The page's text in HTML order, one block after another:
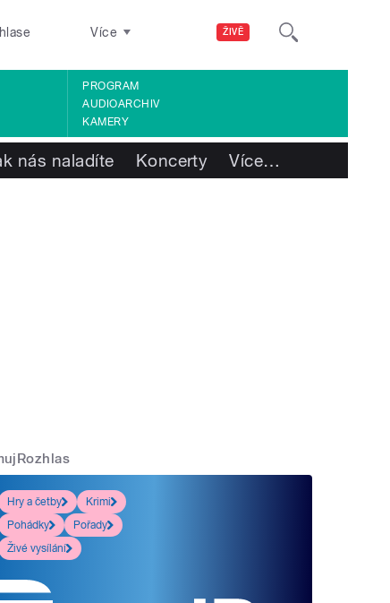
ŽIVĚ
Více
PROGRAM
AUDIOARCHIV
KAMERY
nás naladíte Koncerty Více…
Hry a četby
Krimi
Pohádky
Pořady
Živé vysílání